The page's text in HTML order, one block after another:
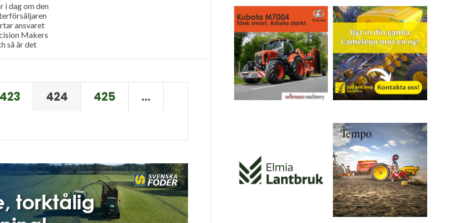
i dag om den
ansvaret
Makers
så är det
423 424 425
…